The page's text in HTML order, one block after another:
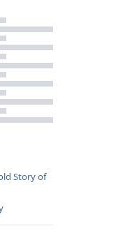
Story of